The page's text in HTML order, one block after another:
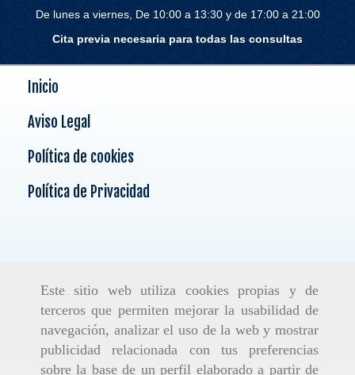
Este sitio web utiliza cookies propias y de
terceros que permiten mejorar la usabilidad de
navegación, analizar el uso de la web y mostrar
publicidad relacionada con tus preferencias
sobre la base de un perfil elaborado a partir de
De lunes a viernes, De 10:00 a 13:30 y de 17:00 a 21:00
Cita previa necesaria para todas las consultas
Inicio
Aviso Legal
Política de cookies
Política de Privacidad